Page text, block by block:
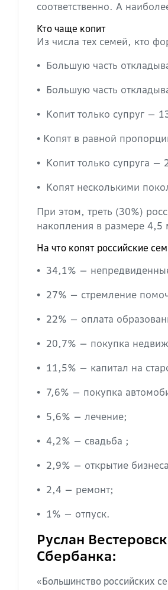
соответственно. А
Кто чаще копит
Из числа тех семей, кто
• Большую часть
• Большую часть
• Копит только супруг —
• Копят в равной
• Копит только супруга —
• Копят несколькими
При этом, треть (30%)
накопления в размере 4,5
На что копят российские
• 34,1% —
• 27% — стремление
• 22% — оплата
• 20,7% — покупка
• 11,5% — капитал на
• 7,6% — покупка
• 5,6% — лечение;
• 4,2% — свадьба ;
• 2,9% — открытие
• 2,4 — ремонт;
• 1% — отпуск.
Руслан
Сбербанка:
«Большинство российских